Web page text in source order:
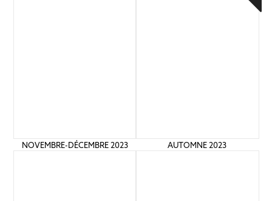
NOVEMBRE-DÉCEMBRE 2023 AUTOMNE 2023